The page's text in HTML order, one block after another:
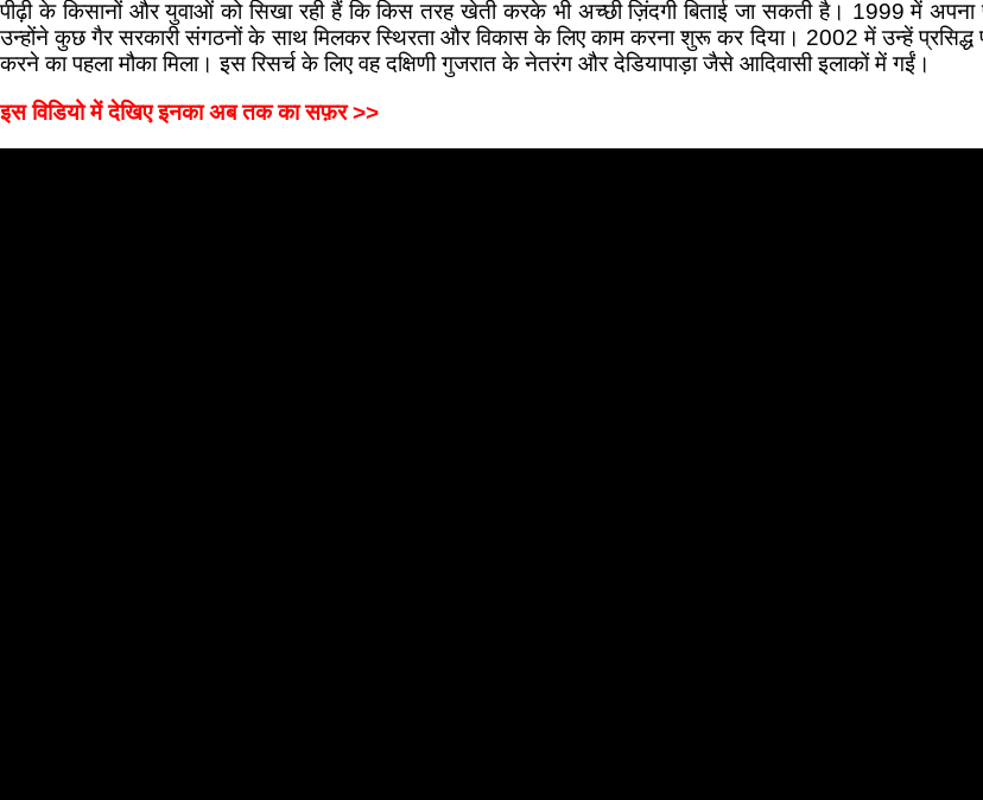
पीढ़ी के किसानों और युवाओं को सिखा रही हैं कि किस तरह खेती करके भी अच्छी ज़िंदगी बिताई जा सकती है। 1999 में
उन्होंने कुछ गैर सरकारी संगठनों के साथ मिलकर स्थिरता और विकास के लिए काम करना शुरू कर दिया। 2002 में उन्हें प्रसिद्ध
करने का पहला मौका मिला। इस रिसर्च के लिए वह दक्षिणी गुजरात के नेतरंग और देडियापाड़ा जैसे आदिवासी इलाकों में गईं।
इस विडियो में देखिए इनका अब तक का सफ़र >>